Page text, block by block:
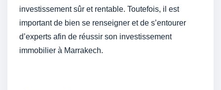
investissement sûr et rentable. Toutefois, il est
important de bien se renseigner et de s’entourer
d’experts afin de réussir son investissement
immobilier à Marrakech.